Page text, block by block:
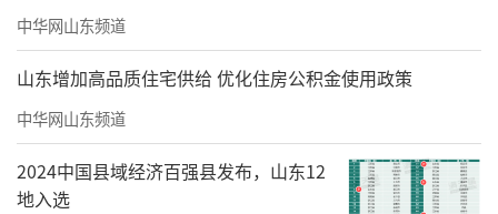
中华网山东频道
山东增加高品质住宅供给 优化住房公积金使用政策
中华网山东频道
2024中国县域经济百强县发布，山东12
地入选